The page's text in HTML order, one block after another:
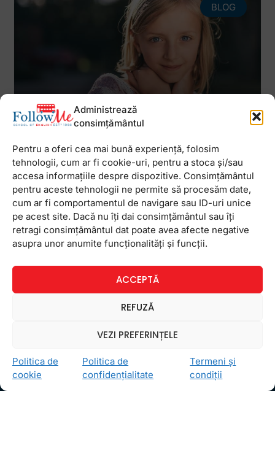
Administrează
consimțământul
Pentru a oferi cea mai bună experiență, folosim
tehnologii, cum ar fi cookie-uri, pentru a stoca și/sau
accesa informațiile despre dispozitive. Consimțământul
pentru aceste tehnologii ne permite să procesăm date,
cum ar fi comportamentul de navigare sau ID-uri unice
pe acest site. Dacă nu îți dai consimțământul sau îți
retragi consimțământul dat poate avea afecte negative
asupra unor anumite funcționalități și funcții.
ACCEPTĂ
REFUZĂ
VEZI PREFERINȚELE
Politica de
cookie
Politica de
confidențialitate
Termeni și
condiții
BLOG
pentru dezvoltarea copilului
tău
Cum școala, deocamdată și din păcate în mare
parte și grădinița lucrează mult pe cunoștințe
teoretice și lucru pe fișe, cărți și culegeri, e nevoie
să suplimentezi educația copilului tău
7 iulie 2022 Niciun comentariu
Newsletter